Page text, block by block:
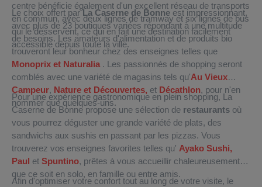
centre bénéficie également d'un excellent réseau de transports
en commun, avec deux lignes de tramway et six lignes de bus
qui le desservent, ce qui en fait une destination facilement
accessible depuis toute la ville.
Le choix offert parLa Caserne de Bonne est impressionnant,
avec plus de 23 boutiques variées répondant à une multitude
de besoins. Les amateurs d'alimentation et de produits bio
trouveront leur bonheur chez des enseignes telles que
Monoprix et Naturalia . Les passionnés de shopping seront
comblés avec une variété de magasins tels qu'Au Vieux
Campeur, Nature et Découvertes, et Décathlon, pour n'en
nommer que quelques-uns.
Pour une expérience gastronomique en plein shopping, La
Caserne de Bonne propose une sélection de restaurants où
vous pourrez déguster une grande variété de plats, des
sandwichs aux sushis en passant par les pizzas. Vous
trouverez vos enseignes favorites telles qu' Ayako Sushi,
Paul et Spuntino, prêtes à vous accueillir chaleureusement,
que ce soit en solo, en famille ou entre amis.
Afin d'optimiser votre confort tout au long de votre visite, le